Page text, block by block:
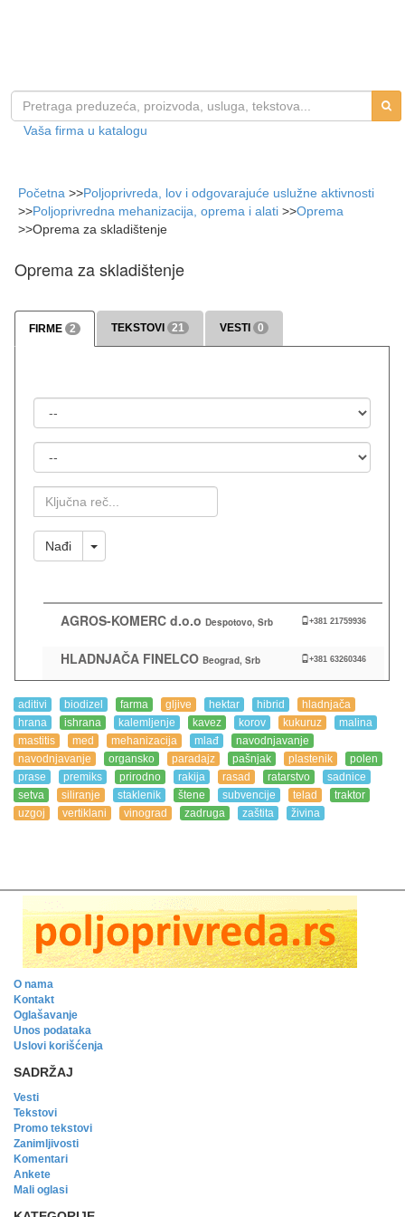
Vaša firma u katalogu
Početna >>Poljoprivreda, lov i odgovarajuće uslužne aktivnosti
>>Poljoprivredna mehanizacija, oprema i alati >>Oprema
>>Oprema za skladištenje
Oprema za skladištenje
FIRME 2 TEKSTOVI 21 VESTI 0
Ključna
Reč
Nađi Toggle Dropdown
AGROS-KOMERC d.o.o Despotovo, Srb +381 21759936
HLADNJAČA FINELCO Beograd, Srb +381 63260346
aditivi biodizel farma gljive hektar hibrid
hladnjača
hrana
ishrana kalemljenje kavez korov kukuruz
malina
mastitis
med mehanizacija mlađ
navodnjavanje
navodnjavanje
organsko paradajz pašnjak plastenik
polen
prase
premiks prirodno rakija rasad ratarstvo
sadnice
setva
siliranje staklenik štene subvencije telad
traktor
uzgoj
vertiklani vinograd zadruga zaštita živina
O nama
Kontakt
Oglašavanje
Unos podataka
Uslovi korišćenja
SADRŽAJ
Vesti
Tekstovi
Promo tekstovi
Zanimljivosti
Komentari
Ankete
Mali oglasi